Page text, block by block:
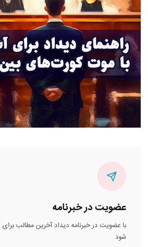
عضویت در خبرنامه
با عضویت در خبرنامه دیداد آخرین مطالب
شود